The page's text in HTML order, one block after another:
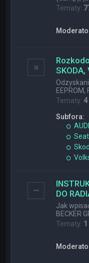
Tematy:
SKODA,
EEPROM,
Tematy:4
Subfora:
AUDI
Seat
DO
Jak
BECKER
Tematy: 1